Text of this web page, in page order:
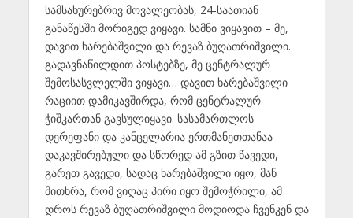
სამსახურებრივ მოვალეობას, 24-საათიან
განაწესში მორიგედ ვიყავი. სამნი ვიყავით – მე,
დავით ხარებაშვილი და რევაზ ბუღათრიშვილი.
გადავნაწილდით პოსტებზე, მე ცენტრალურ
შემოსასვლელში ვიყავი… დავით ხარებაშვილი
რაციით დამიკავშირდა, რომ ცენტრალურ
ჭიშკართან გავსულიყავი. სასამართლოს
დერეფანი და კანცელარია ერთმანეთთანაა
დაკავშირებული და სწორედ ამ გზით წავედი,
გარეთ გავედი, სადაც ხარებაშვილი იყო, მან
მითხრა, რომ ვიღაც პირი იყო შემოჭრილი, ამ
დროს რევაზ ბუღათრიშვილი მოდიოდა ჩვენკენ და